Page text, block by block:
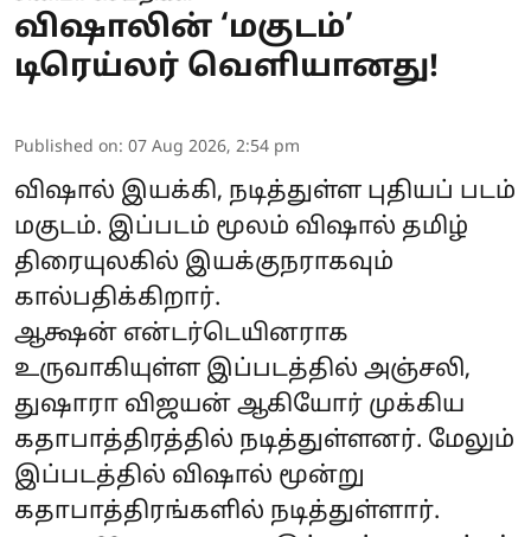
விஷாலின் ‘மகுடம்’
டிரெய்லர் வெளியானது!
Published on: 07 Aug 2026, 2:54 pm
விஷால் இயக்கி, நடித்துள்ள புதியப் படம்
மகுடம். இப்படம் மூலம் விஷால் தமிழ்
திரையுலகில் இயக்குநராகவும்
கால்பதிக்கிறார்.
ஆக்ஷன் என்டர்டெயினராக
உருவாகியுள்ள இப்படத்தில் அஞ்சலி,
துஷாரா விஜயன் ஆகியோர் முக்கிய
கதாபாத்திரத்தில் நடித்துள்ளனர். மேலும்
இப்படத்தில் விஷால் மூன்று
கதாபாத்திரங்களில் நடித்துள்ளார்.